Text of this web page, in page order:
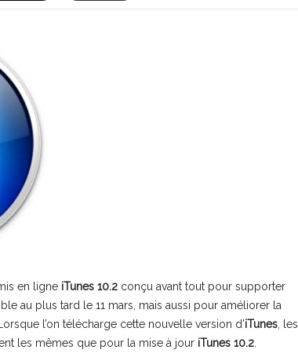
en ligneiTunes 10.2conçu avant tout pour supporter
au plus tard le 11 mars, mais aussi pour améliorer la
l’on télécharge cette nouvelle version d’iTunes, les
les mêmes que pour la mise à jour iTunes 10.2.